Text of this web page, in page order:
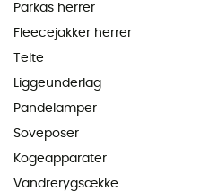
Parkas herrer
Fleecejakker herrer
Telte
Liggeunderlag
Pandelamper
Soveposer
Kogeapparater
Vandrerygsække